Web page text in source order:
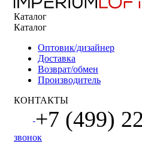
Каталог
Каталог
Оптовик/дизайнер
Доставка
Возврат/обмен
Производитель
КОНТАКТЫ
+7 (499)
звонок